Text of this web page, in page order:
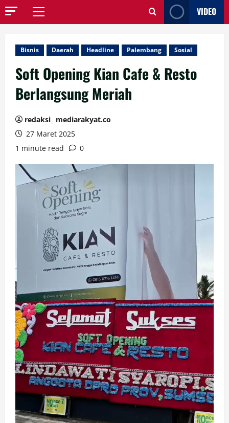
Primary
VIDEO
Bisnis Daerah Headline Palembang Sosial
Soft Opening Kian Cafe & Resto
Berlangsung Meriah
redaksi_ mediarakyat.co
27 Maret 2025
1 minute read
0